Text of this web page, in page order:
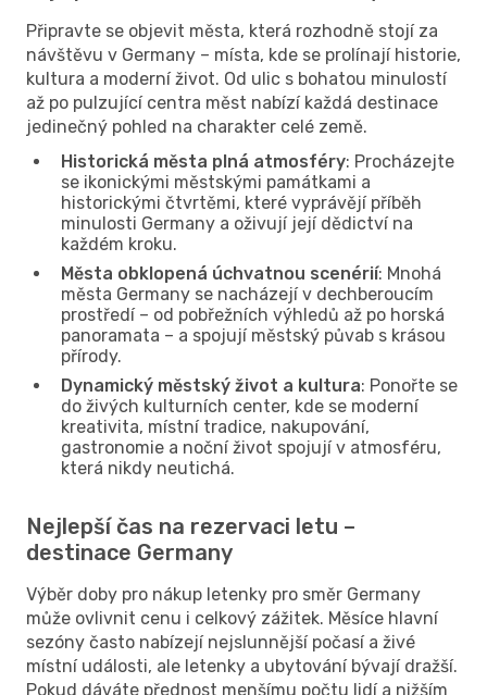
Připravte se objevit města, která rozhodně stojí za
návštěvu v Germany – místa, kde se prolínají historie,
kultura a moderní život. Od ulic s bohatou minulostí
až po pulzující centra měst nabízí každá destinace
jedinečný pohled na charakter celé země.
Historická města plná atmosféry: Procházejte
se ikonickými městskými památkami a
historickými čtvrtěmi, které vyprávějí příběh
minulosti Germany a oživují její dědictví na
každém kroku.
Města obklopená úchvatnou scenérií: Mnohá
města Germany se nacházejí v dechberoucím
prostředí – od pobřežních výhledů až po horská
panoramata – a spojují městský půvab s krásou
přírody.
Dynamický městský život a kultura: Ponořte se
do živých kulturních center, kde se moderní
kreativita, místní tradice, nakupování,
gastronomie a noční život spojují v atmosféru,
která nikdy neutichá.
Nejlepší čas na rezervaci letu –
destinace Germany
Výběr doby pro nákup letenky pro směr Germany
může ovlivnit cenu i celkový zážitek. Měsíce hlavní
sezóny často nabízejí nejslunnější počasí a živé
místní události, ale letenky a ubytování bývají dražší.
Pokud dáváte přednost menšímu počtu lidí a nižším